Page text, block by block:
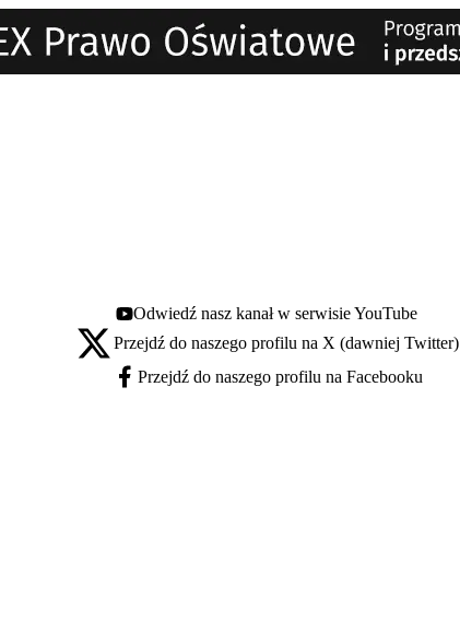
Youtube - otwiera się w nowej karcie
Odwiedź nasz kanał w serwisie YouTube
X - otwiera się w nowej karcie
Przejdź do naszego profilu na X (dawniej Twitter)
Facebook - otwiera się w nowej karcie
Przejdź do naszego profilu na Facebooku